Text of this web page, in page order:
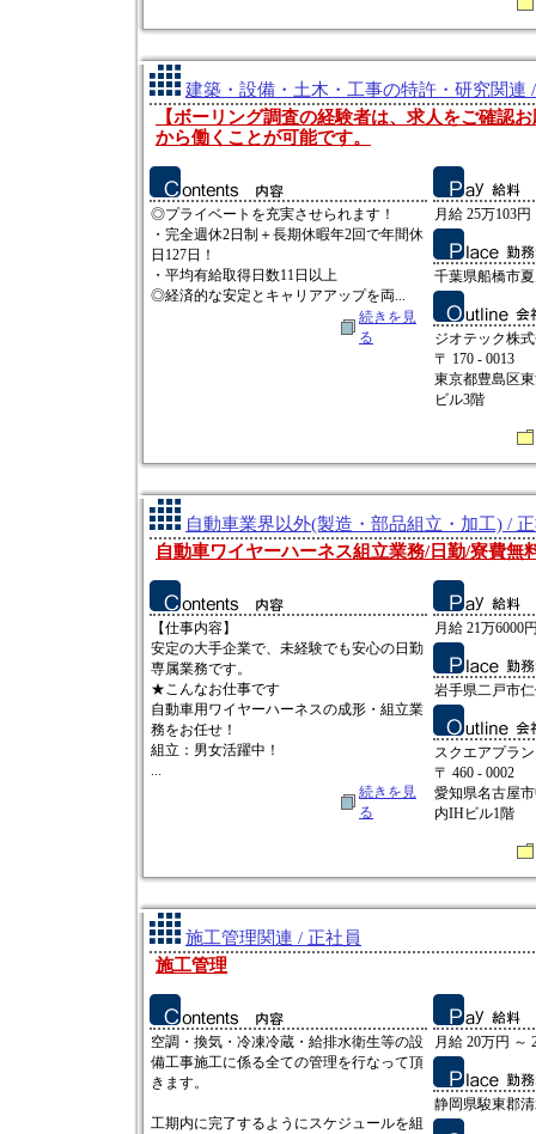
建築・設備・土木・工事の特許・研究関連
【ボーリング調査の経験者は、求人をご確認
から働くことが可能です。
◎プライベートを充実させられます！
・完全週休2日制＋長期休暇年2回で年間休
日127日！
・平均有給取得日数11日以上
◎経済的な安定とキャリアアップを両...
続きを見
る
月給 25万103
千葉県船橋市
ジオテック株
〒 170 - 0013
東京都豊島区
ビル3階
自動車業界以外(製造・部品組立・加工) /
自動車ワイヤーハーネス組立業務/日勤/寮費
【仕事内容】
安定の大手企業で、未経験でも安心の日勤
専属業務です。
★こんなお仕事です
自動車用ワイヤーハーネスの成形・組立業
務をお任せ！
組立：男女活躍中！
...
続きを見
る
月給 21万6000
岩手県二戸市
スクエアプラ
〒 460 - 0002
愛知県名古屋
内IHビル1階
施工管理関連 / 正社員
施工管理
空調・換気・冷凍冷蔵・給排水衛生等の設
備工事施工に係る全ての管理を行なって頂
きます。
工期内に完了するようにスケジュールを組
月給 20万円 ～
静岡県駿東郡